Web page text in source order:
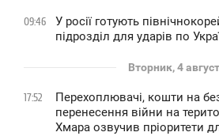
09:46
У росії готують
підрозділ для ударів по
Вторник, 4
17:52
Перехоплювачі, кошти на
перенесення війни на
Хмара озвучив пріоритети